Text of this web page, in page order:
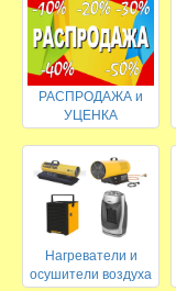
РАСПРОДАЖА и
УЦЕНКА
Нагреватели и
осушители воздуха